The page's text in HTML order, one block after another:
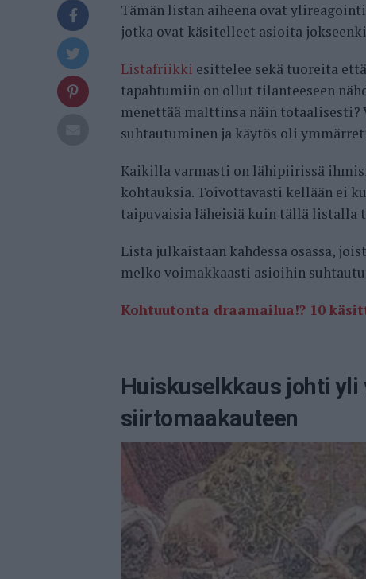
Tämän listan aiheena ovat
jotka ovat käsitelleet asioita
Listafriikki esittelee sekä tuoreita
tapahtumiin on ollut tilanteeseen
menettää malttinsa näin
suhtautuminen ja käytös oli
Kaikilla varmasti on lähipiirissä
kohtauksia. Toivottavasti kellään ei
taipuvaisia läheisiä kuin tällä listalla
Lista julkaistaan kahdessa osassa,
melko voimakkaasti asioihin
Kohtuutonta draamailua!? 10
Huiskuselkkaus johti yli
siirtomaakauteen